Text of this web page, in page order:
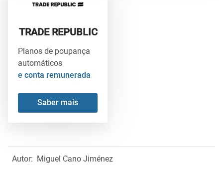
TRADE REPUBLIC
Planos de poupança
automáticos
e conta remunerada
Saber mais
Autor: Miguel Cano Jiménez